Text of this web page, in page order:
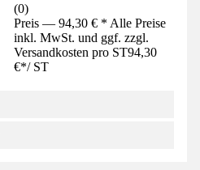
(0)
Preis — 94,30 € * Alle Preise
inkl. MwSt. und ggf. zzgl.
Versandkosten pro ST94,30
€*/ ST